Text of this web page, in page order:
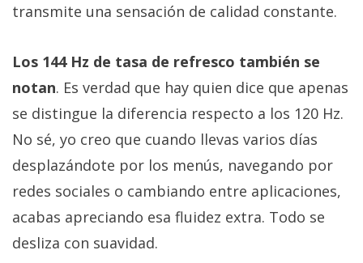
transmite una sensación de calidad constante.
Los 144 Hz de tasa de refresco también se
notan. Es verdad que hay quien dice que apenas
se distingue la diferencia respecto a los 120 Hz.
No sé, yo creo que cuando llevas varios días
desplazándote por los menús, navegando por
redes sociales o cambiando entre aplicaciones,
acabas apreciando esa fluidez extra. Todo se
desliza con suavidad.